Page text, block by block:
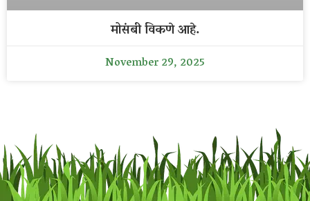
मोसंबी विकणे आहे.
November 29, 2025